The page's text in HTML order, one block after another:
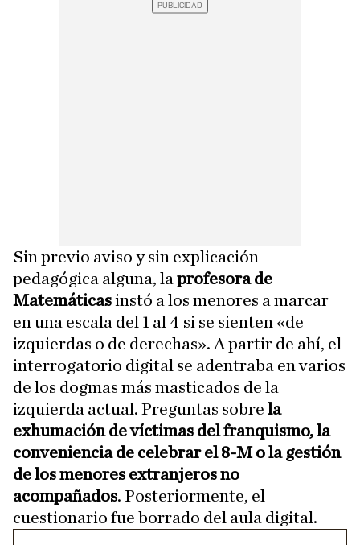
Sin previo aviso y sin explicación
pedagógica alguna, la profesora de
Matemáticasinstó a los menores a marcar
en una escala del 1 al 4 si se sienten «de
izquierdas o de derechas». A partir de ahí, el
interrogatorio digital se adentraba en varios
de los dogmas más masticados de la
izquierda actual. Preguntas sobre la
exhumación de víctimas del franquismo, la
conveniencia de celebrar el 8-M o la gestión
de los menores extranjeros no
acompañados. Posteriormente, el
cuestionario fue borrado del aula digital.